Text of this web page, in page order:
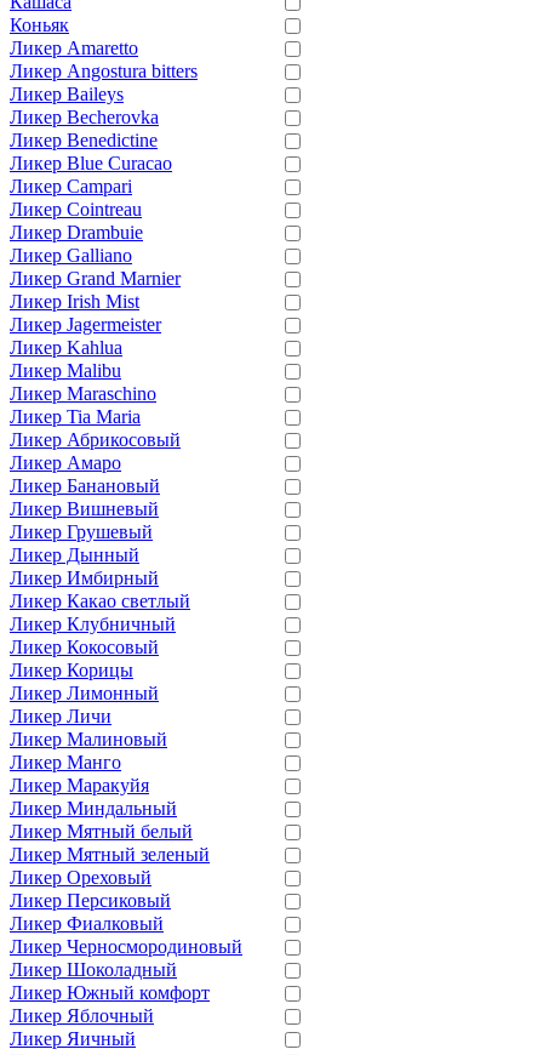
Коньяк
Ликер Amaretto
Ликер Angostura bitters
Ликер Baileys
Ликер Becherovka
Ликер Benedictine
Ликер Blue Curacao
Ликер Campari
Ликер Cointreau
Ликер Drambuie
Ликер Galliano
Ликер Grand Marnier
Ликер Irish Mist
Ликер Jagermeister
Ликер Kahlua
Ликер Malibu
Ликер Maraschino
Ликер Tia Maria
Ликер Абрикосовый
Ликер Амаро
Ликер Банановый
Ликер Вишневый
Ликер Грушевый
Ликер Дынный
Ликер Имбирный
Ликер Какао светлый
Ликер Клубничный
Ликер Кокосовый
Ликер Корицы
Ликер Лимонный
Ликер Личи
Ликер Малиновый
Ликер Манго
Ликер Маракуйя
Ликер Миндальный
Ликер Мятный белый
Ликер Мятный зеленый
Ликер Ореховый
Ликер Персиковый
Ликер Фиалковый
Ликер Черносмородиновый
Ликер Шоколадный
Ликер Южный комфорт
Ликер Яблочный
Ликер Яичный